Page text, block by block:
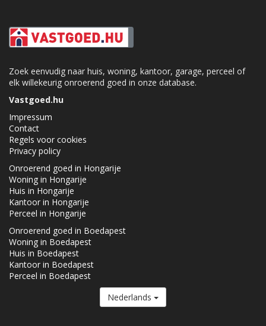
Zoek eenvudig naar huis, woning, kantoor, garage, perceel of
elk willekeurig onroerend goed in onze database.
Vastgoed.hu
Impressum
Contact
Regels voor cookies
Privacy policy
Onroerend goed in Hongarije
Woning in Hongarije
Huis in Hongarije
Kantoor in Hongarije
Perceel in Hongarije
Onroerend goed in Boedapest
Woning in Boedapest
Huis in Boedapest
Kantoor in Boedapest
Perceel in Boedapest
Nederlands